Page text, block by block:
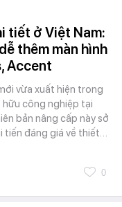
tiết ở Việt Nam:
thêm màn hình
Accent
vừa xuất hiện trong
công nghiệp tại
bản nâng cấp này sở
tiến đáng giá về thiết…
0